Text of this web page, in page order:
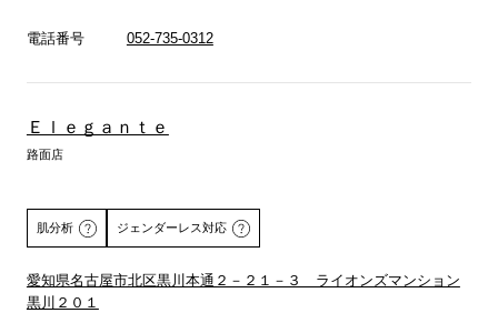
電話番号 052-735-0312
Ｅｌｅｇａｎｔｅ
路面店
肌分析 ジェンダーレス対応
愛知県名古屋市北区黒川本通２－２１－３ ライオンズマンション
黒川２０１